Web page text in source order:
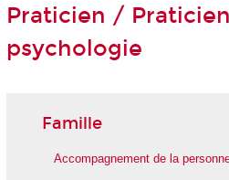
Praticien /
psychologie
Famille
Accompagnement de la